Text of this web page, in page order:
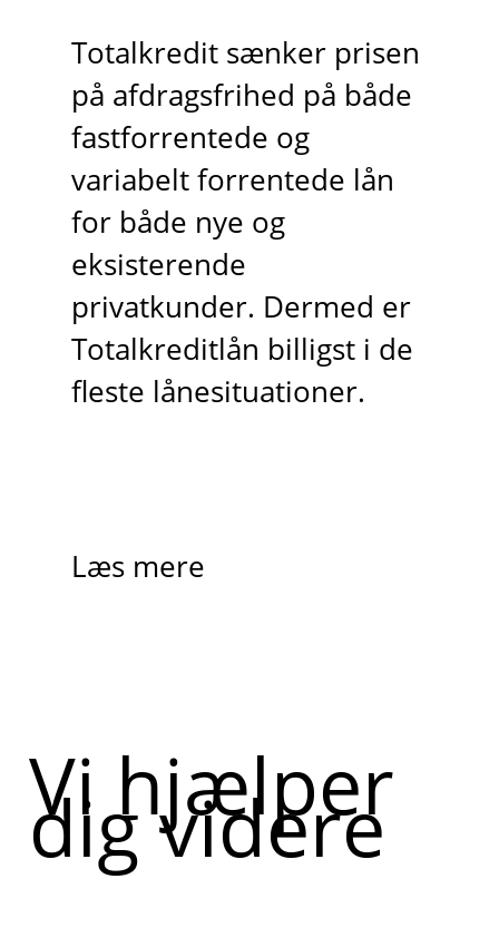
Totalkredit sænker prisen
på afdragsfrihed på både
fastforrentede og
variabelt forrentede lån
for både nye og
eksisterende
privatkunder. Dermed er
Totalkreditlån billigst i de
fleste lånesituationer.
Læs mere
Vi hjælper
dig videre